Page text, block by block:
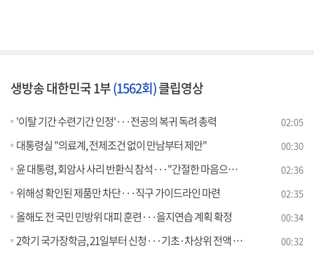
생방송 대한민국 1부(1562회)클립영상
'이탈 기간 수련기간 인정'···전공의 복귀 독려 총력 02:05
대통령실 "의료계, 전제조건 없이 만남부터 제안" 00:30
윤 대통령, 회암사 사리 반환식 참석···"간절한 마음으로 국정운영" 02:36
위해성 확인된 제품만 차단···직구 가이드라인 마련 02:35
올해도 전 국민 민방위 대피 훈련···을지연습 계획 확정 00:34
2학기 국가장학금, 21일부터 신청···기초·차상위 전액 지원 00:32